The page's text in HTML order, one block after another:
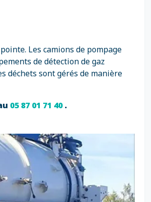
Les camions de pompage
de détection de gaz
déchets sont gérés de manière
05 87 01 71 40.